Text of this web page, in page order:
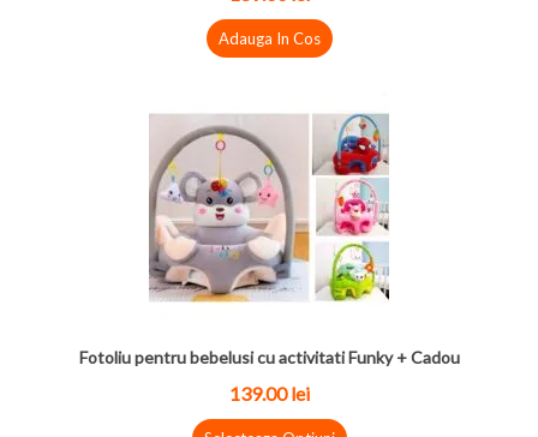
Adauga In Cos
Fotoliu pentru bebelusi cu activitati Funky + Cadou
139.00lei